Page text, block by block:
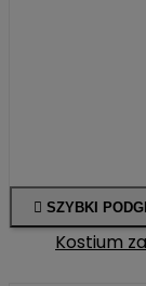
 SZYBKI
Kostium